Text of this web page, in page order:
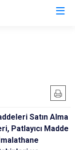
Satın Alma
Patlayıcı Madde